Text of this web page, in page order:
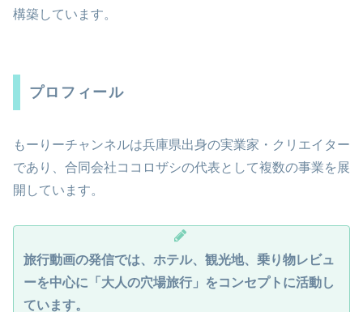
構築しています。
プロフィール
もーりーチャンネルは兵庫県出身の実業家・クリエイター
であり、合同会社ココロザシの代表として複数の事業を展
開しています。
旅行動画の発信では、ホテル、観光地、乗り物レビュ
ーを中心に「大人の穴場旅行」をコンセプトに活動し
ています。